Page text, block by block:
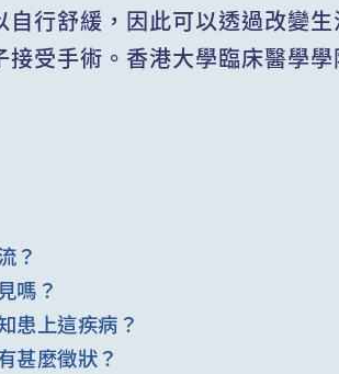
行舒緩，因此可以透過改變
受手術。香港大學臨床醫學
？
嗎？
患上這疾病？
甚麼徵狀？